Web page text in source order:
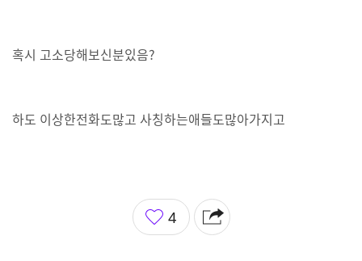
혹시 고소당해보신분있음?
하도 이상한전화도많고 사칭하는애들도많아가지고
좋
아
4